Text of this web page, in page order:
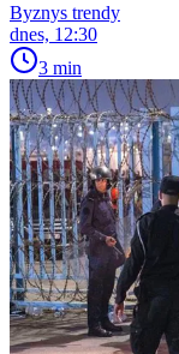
Byznys trendy
dnes, 12:30
3 min